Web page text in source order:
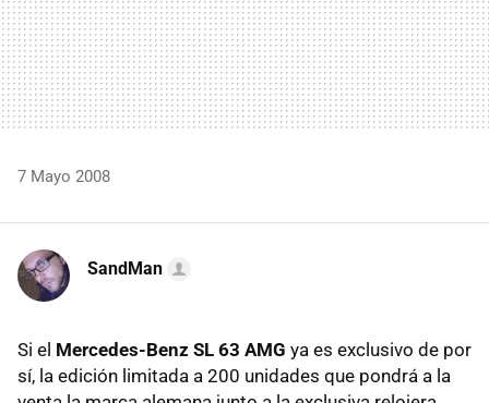
7 Mayo 2008
SandMan
Si el Mercedes-Benz SL 63 AMG ya es exclusivo de por
sí, la edición limitada a 200 unidades que pondrá a la